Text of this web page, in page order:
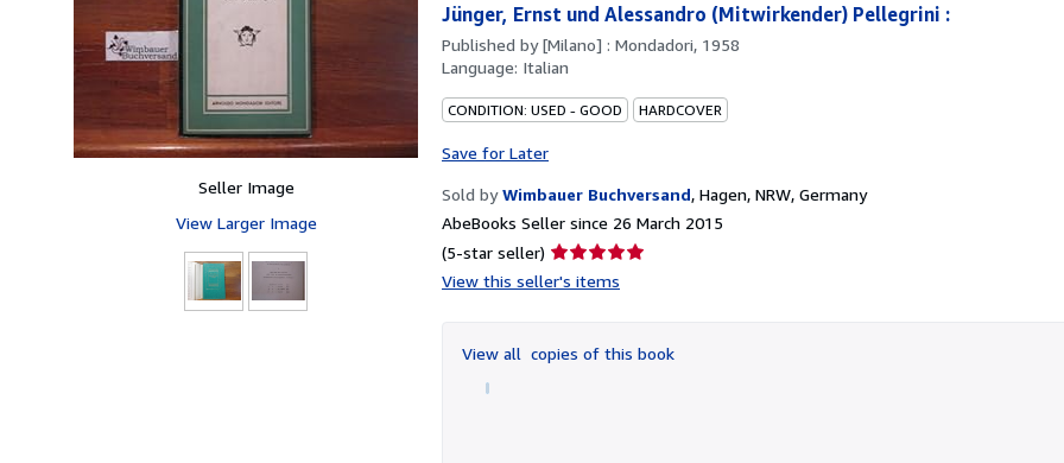
Seller Image
View Larger Image
Jünger, Ernst und Alessandro (Mitwirkender) Pellegrini :
Published by[Milano] : Mondadori, 1958
Language: Italian
CONDITION: USED - GOOD HARDCOVER
Save for Later
Sold by Wimbauer Buchversand, Hagen, NRW, Germany
AbeBooks Seller since 26 March 2015
(5-star seller) Seller
rating
of
5
View this seller's items
View all copies of this book